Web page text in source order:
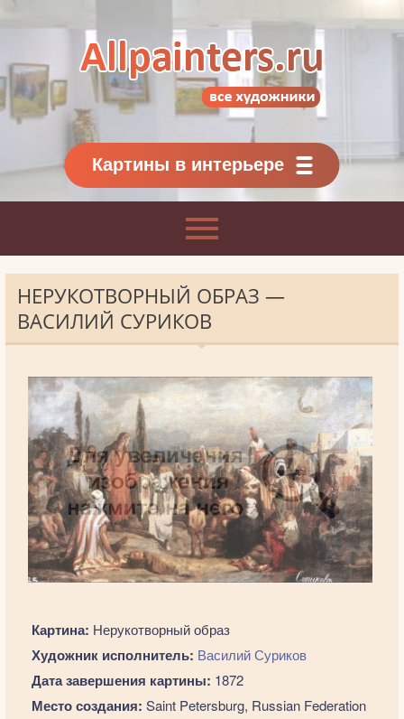
Картины классиков
и современников
Картины в интерьере
НЕРУКОТВОРНЫЙ ОБРАЗ —
ВАСИЛИЙ СУРИКОВ
Картина: Нерукотворный образ
Художник исполнитель: Василий Суриков
Дата завершения картины: 1872
Место создания: Saint Petersburg, Russian Federation